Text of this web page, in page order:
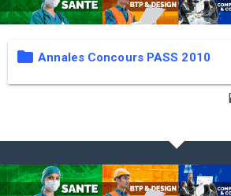
Annales Concours PASS 2010